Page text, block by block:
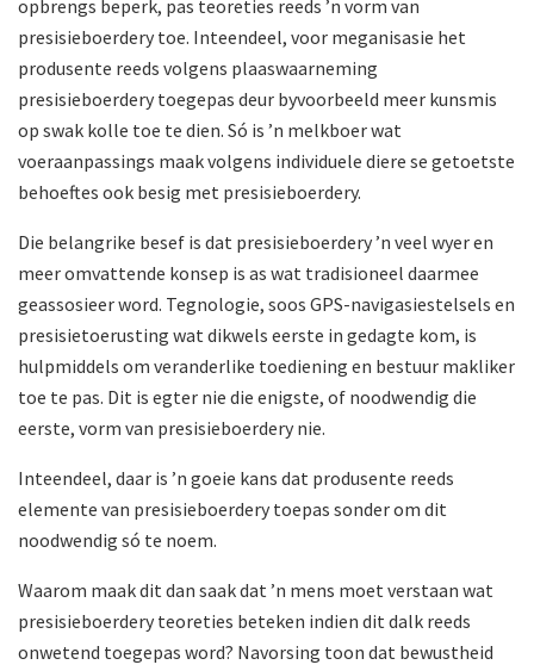
opbrengs beperk, pas teoreties reeds ’n vorm van
presisieboerdery toe. Inteendeel, voor meganisasie het
produsente reeds volgens plaaswaarneming
presisieboerdery toegepas deur byvoorbeeld meer kunsmis
op swak kolle toe te dien. Só is ’n melkboer wat
voeraanpassings maak volgens individuele diere se getoetste
behoeftes ook besig met presisieboerdery.
Die belangrike besef is dat presisieboerdery ’n veel wyer en
meer omvattende konsep is as wat tradisioneel daarmee
geassosieer word. Tegnologie, soos GPS-navigasiestelsels en
presisietoerusting wat dikwels eerste in gedagte kom, is
hulpmiddels om veranderlike toediening en bestuur makliker
toe te pas. Dit is egter nie die enigste, of noodwendig die
eerste, vorm van presisieboerdery nie.
Inteendeel, daar is ’n goeie kans dat produsente reeds
elemente van presisieboerdery toepas sonder om dit
noodwendig só te noem.
Waarom maak dit dan saak dat ’n mens moet verstaan wat
presisieboerdery teoreties beteken indien dit dalk reeds
onwetend toegepas word? Navorsing toon dat bewustheid